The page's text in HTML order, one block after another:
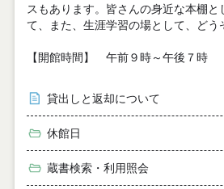
スもあります。皆さんの身近な本棚と
て、また、生涯学習の場として、どう
【開館時間】 午前９時～午後７時
貸出しと返却について
休館日
蔵書検索・利用照会